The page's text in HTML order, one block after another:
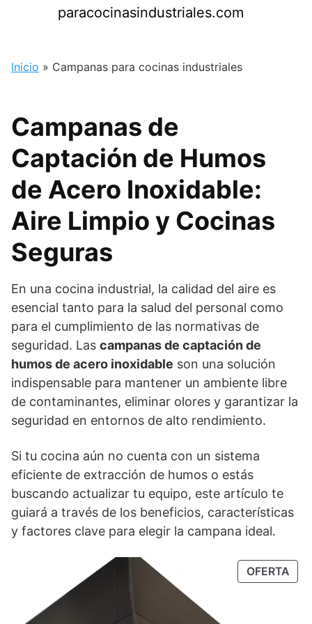
paracocinasindustriales.com
Inicio » Campanas para cocinas industriales
Campanas de
Captación de Humos
de Acero Inoxidable:
Aire Limpio y Cocinas
Seguras
En una cocina industrial, la calidad del aire es
esencial tanto para la salud del personal como
para el cumplimiento de las normativas de
seguridad. Las campanas de captación de
humos de acero inoxidable son una solución
indispensable para mantener un ambiente libre
de contaminantes, eliminar olores y garantizar la
seguridad en entornos de alto rendimiento.
Si tu cocina aún no cuenta con un sistema
eficiente de extracción de humos o estás
buscando actualizar tu equipo, este artículo te
guiará a través de los beneficios, características
y factores clave para elegir la campana ideal.
OFERTA
EN